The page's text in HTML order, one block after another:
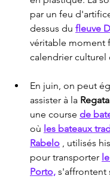
par un feu
dessus du fleuve
véritable moment
calendrier culturel
En juin, on peut
assister à la
une course de
où les bateaux
Rabelo , utilisés
pour transporter
Porto, s'affrontent